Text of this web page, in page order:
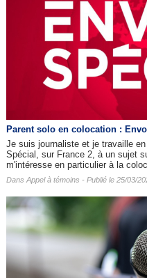
Parent solo en colocation :
Je suis journaliste et je travaille
Spécial, sur France 2, à un sujet
m'intéresse en particulier à la
Dans Appel à témoins - Publié le 25/03/